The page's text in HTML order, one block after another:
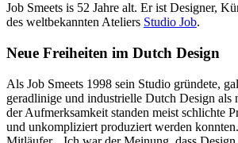
Job Smeets is 52 Jahre alt. Er ist Designer,
des weltbekannten Ateliers Studio Job.
Neue Frei­heiten im Dutch Design
Als Job Smeets 1998 sein Studio gründete,
geradlinige und industrielle Dutch Design als
der Aufmerksamkeit standen meist schlichte
und unkompliziert produziert werden